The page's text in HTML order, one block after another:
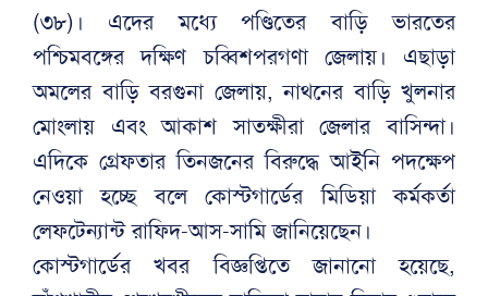
(৩৮)। এদের মধ্যে পণ্ডিতের বাড়ি ভারতের
পশ্চিমবঙ্গের দক্ষিণ চব্বিশপরগণা জেলায়। এছাড়া
অমলের বাড়ি বরগুনা জেলায়, নাথনের বাড়ি খুলনার
মোংলায় এবং আকাশ সাতক্ষীরা জেলার বাসিন্দা।
এদিকে গ্রেফতার তিনজনের বিরুদ্ধে আইনি পদক্ষেপ
নেওয়া হচ্ছে বলে কোস্টগার্ডের মিডিয়া কর্মকর্তা
লেফটেন্যান্ট রাফিদ-আস-সামি জানিয়েছেন।
কোস্টগার্ডের খবর বিজ্ঞপ্তিতে জানানো হয়েছে,